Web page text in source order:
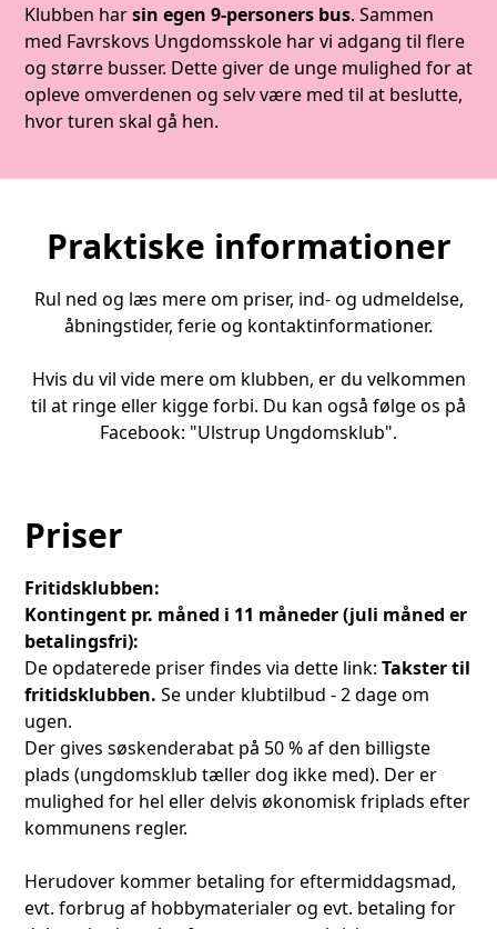
Klubben harsin egen 9-personers bus. Sammen
med Favrskovs Ungdomsskole har vi adgang til flere
og større busser. Dette giver de unge mulighed for at
opleve omverdenen og selv være med til at beslutte,
hvor turen skal gå hen.
Praktiske informationer
Rul ned og læs mere om priser, ind- og udmeldelse,
åbningstider, ferie og kontaktinformationer.
Hvis du vil vide mere om klubben, er du velkommen
til at ringe eller kigge forbi. Du kan også følge os på
Facebook: "Ulstrup Ungdomsklub".
Priser
Fritidsklubben:
Kontingent pr. måned i 11 måneder (juli måned er
betalingsfri):
De opdaterede priser findes via dette link: Takster til
fritidsklubben. Se under klubtilbud - 2 dage om
ugen.
Der gives søskenderabat på 50 % af den billigste
plads (ungdomsklub tæller dog ikke med). Der er
mulighed for hel eller delvis økonomisk friplads efter
kommunens regler.
Herudover kommer betaling for eftermiddagsmad,
evt. forbrug af hobbymaterialer og evt. betaling for